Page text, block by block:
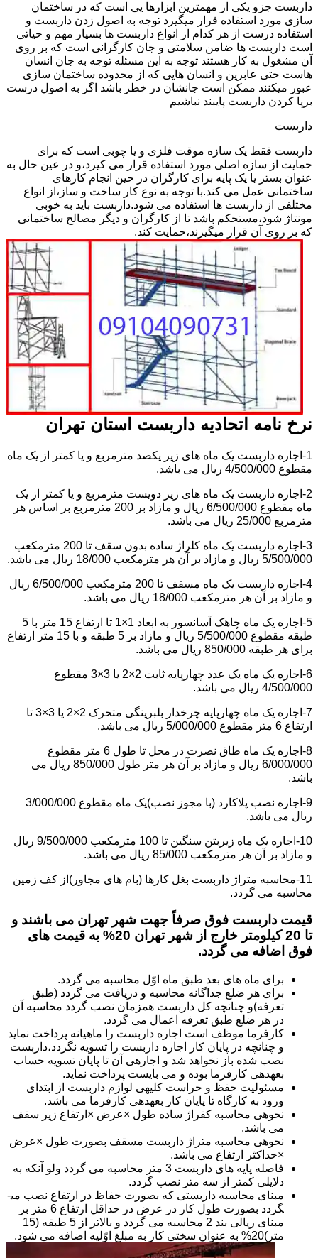
داربست جزو یکی از مهمترین ابزارها یی است که در ساختمان
سازی مورد استفاده قرار میگیرد توجه به اصول زدن داربست و
استفاده درست از هر کدام از انواع داربست ها بسیار مهم و حیاتی
است داربست ها ضامن سلامتی و جان کارگرانی است که بر روی
آن مشغول به کار هستند توجه به این مسئله توجه به جان انسان
هاست حتی عابرین و انسان هایی که از محدوده ساختمان سازی
عبور میکنند ممکن است جانشان در خطر باشد اگر به اصول درست
برپا کردن داربست پایبند نباشیم
داربست
داربست فقط یک سازه موقت فلزی و یا چوبی است که برای
حمایت از سازه اصلی مورد استفاده قرار می کیرد،و در عین حال به
عنوان بستر یا یک پایه برای کارگران در حین انجام کارهای
ساختمانی عمل می کند.با توجه به نوع کار ساخت و ساز،از انواع
مختلفی از داربست ها استفاده می شود.داربست باید به خوبی
مونتاژ شود،مستحکم باشد تا از کارگران و دیگر مصالح ساختمانی
که بر روی آن قرار میگیرند،حمایت کند.
نرخ نامه اتحادیه داربست استان تهران
1-اجاره داربست یک ماه های زیر یکصد مترمربع و یا کمتر از یک ماه
مقطوع 4/500/000 ریال می باشد.
2-اجاره داربست یک ماه های زیر دویست مترمربع و یا کمتر از یک
ماه مقطوع 6/500/000 ریال و مازاد بر 200 مترمربع بر اساس هر
مترمربع 25/000 ریال می باشد.
3-اجاره داربست یک ماه کلراژ ساده بدون سقف تا 200 مترمکعب
5/500/000 ریال و مازاد بر آن هر مترمکعب 18/000 ریال می باشد.
4-اجاره داربست یک ماه مسقف تا 200 مترمکعب 6/500/000 ریال
و مازاد بر آن هر مترمکعب 18/000 ریال می باشد.
5-اجاره یک ماه چاهک آسانسور به ابعاد 1×1 تا ارتفاع 15 متر با 5
طبقه مقطوع 5/500/000 ریال و مازاد بر 5 طبقه و با 15 متر ارتفاع
برای هر طبقه 850/000 ریال می باشد.
6-اجاره یک ماه یک عدد چهارپایه ثابت 2×2 یا 3×3 مقطوع
4/500/000 ریال می باشد.
7-اجاره یک ماه چهارپایه چرخدار بلبرینگی متحرک 2×2 یا 3×3 تا
ارتفاع 6 متر مقطوع 5/000/000 ریال می باشد.
8-اجاره یک ماه طاق نصرت در محل تا طول 6 متر مقطوع
6/000/000 ریال و مازاد بر آن هر متر طول 850/000 ریال می
باشد.
9-اجاره نصب پلاکارد (با مجوز نصب)یک ماه مقطوع 3/000/000
ریال می باشد.
10-اجاره یک ماه زیربتن سنگین تا 100 مترمکعب 9/500/000 ریال
و مازاد بر آن هر مترمکعب 85/000 ریال می باشد.
11-محاسبه متراژ داربست بغل کارها (بام های مجاور)از کف زمین
محاسبه می گردد.
قیمت داربست فوق صرفاً جهت شهر تهران می باشند و
تا 20 کیلومتر خارج از شهر تهران 20% به قیمت های
فوق اضافه می گردد.
برای ماه های بعد طبق ماه اوّل محاسبه می گردد.
برای هر ضلع جداگانه محاسبه و دریافت می گردد (طبق
تعرفه)و چنانچه کل داربست همزمان نصب گردد محاسبه آن
در هر ضلع طبق تعرفه اعمال می گردد.
کارفرما موظف است اجاره داربست را ماهیانه پرداخت نماید
و چنانچه در پایان کار اجاره داربست را تسویه نگردد،داربست
نصب شده باز نخواهد شد و اجاره­ی آن تا پایان تسویه حساب
بعهده­ی کارفرما بوده و می بایست پرداخت نماید.
مسئولیت حفظ و حراست کلیه­ی لوازم داربست از ابتدای
ورود به کارگاه تا پایان کار بعهده­ی کارفرما می باشد.
نحوه­ی محاسبه کفراژ ساده طول ×عرض ×ارتفاع زیر سقف
می باشد.
نحوه­ی محاسبه متراژ داربست مسقف بصورت طول ×عرض
×حداکثر ارتفاع می باشد.
فاصله پایه های داربست 3 متر محاسبه می گردد ولو آنکه به
دلایلی کمتر از سه متر نصب گردد.
مبنای محاسبه داربستی که بصورت حفاظ در ارتفاع نصب می­
گردد بصورت طول کار در عرض در حداقل ارتفاع 6 متر بر
مبنای ریالی بند 2 محاسبه می گردد و بالاتر از 5 طبقه (15
متر)20% به عنوان سختی کار به مبلغ اوّلیه اضافه می شود.